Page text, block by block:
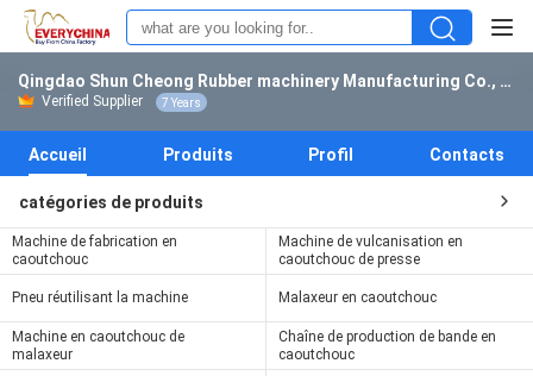
Qingdao Shun Cheong Rubber machinery Manufacturing Co., Ltd.
Verified Supplier 7 Years
Accueil Produits Profil Contacts
catégories de produits
Machine de fabrication en
caoutchouc
Machine de vulcanisation en
caoutchouc de presse
Pneu réutilisant la machine Malaxeur en caoutchouc
Machine en caoutchouc de
malaxeur
Chaîne de production de bande en
caoutchouc